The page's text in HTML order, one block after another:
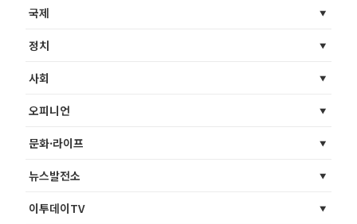
국제
정치
사회
오피니언
문화·라이프
뉴스발전소
이투데이TV